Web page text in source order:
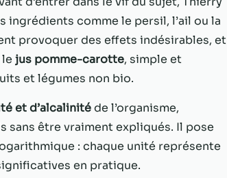
ingrédients comme le persil, l’ail ou la
provoquer des effets indésirables, et
jus pomme-carotte, simple et
et légumes non bio.
et d’alcalinitéde l’organisme,
sans être vraiment expliqués. Il pose
: chaque unité représente
en pratique.
fonctionnalité
et la structure
du site Web,
de la façon
dont le site
utilisé.
Experience
Afin que notre